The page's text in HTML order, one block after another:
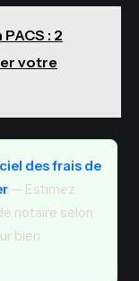
: 2
votre
des frais de
— Estimez
notaire selon
bien